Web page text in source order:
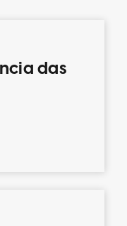
das